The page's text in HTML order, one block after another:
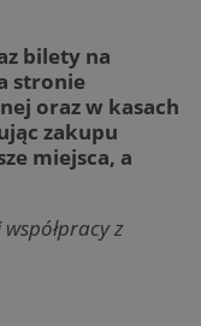
bilety na
stronie
oraz w kasach
zakupu
miejsca, a
z